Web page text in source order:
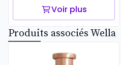
Voir plus
Produits associés Wella